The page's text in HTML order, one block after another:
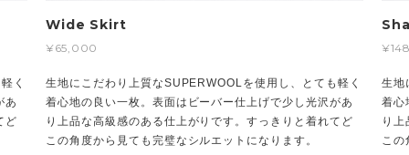
く
あ
ど
Wide Skirt
¥65,000
生地にこだわり上質なSUPERWOOLを使用し、とても軽く
着心地の良い一枚。表面はビーバー仕上げで少し光沢があ
り上品な高級感のある仕上がりです。すっきりと着れてど
この角度から見ても完璧なシルエットになります。
生地
着心
り
こ